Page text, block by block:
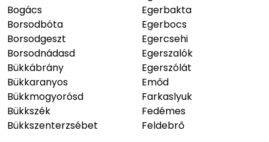
Bogács
Borsodbóta
Borsodgeszt
Borsodnádasd
Bükkábrány
Bükkaranyos
Bükkmogyorósd
Bükkszék
Bükkszenterzsébet
Egerbakta
Egerbocs
Egercsehi
Egerszalók
Egerszólát
Emőd
Farkaslyuk
Fedémes
Feldebrő